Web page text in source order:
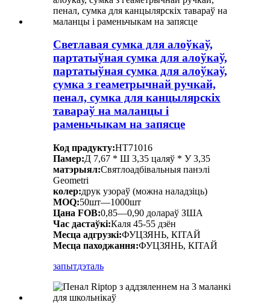
Светлавая сумка для алоўкаў,
партатыўная сумка для алоўкаў,
партатыўная сумка для алоўкаў,
сумка з геаметрычнай ручкай,
пенал, сумка для канцылярскіх
тавараў на маланцы і
раменьчыкам на запясце
Код прадукту:HT71016
Памер:Д 7,67 * Ш 3,35 цаляў * У 3,35
матэрыял:Святлоадбівальныя панэлі
Geometri
колер:друк узораў (можна наладзіць)
MOQ:50шт—1000шт
Цана FOB:0,85—0,90 долараў ЗША
Час дастаўкі:Каля 45-55 дзён
Месца адгрузкі:ФУЦЗЯНЬ, КІТАЙ
Месца паходжання:ФУЦЗЯНЬ, КІТАЙ
запытдэталь